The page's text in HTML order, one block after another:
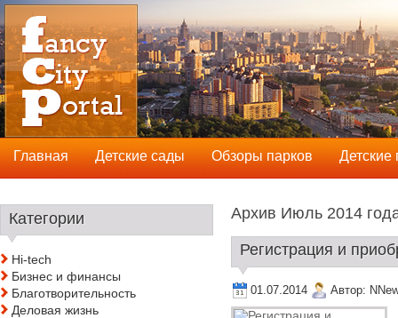
Архив Июль 2014
Регистрация и
01.07.2014 Автор:
Категории
Hi-tech
Бизнес и финансы
Благотворительность
Деловая жизнь
Главная Детские сады Обзоры парков Детские